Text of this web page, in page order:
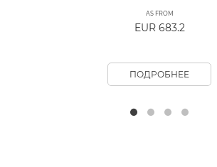
AS FROM
EUR 683.2
ПОДРОБНЕЕ